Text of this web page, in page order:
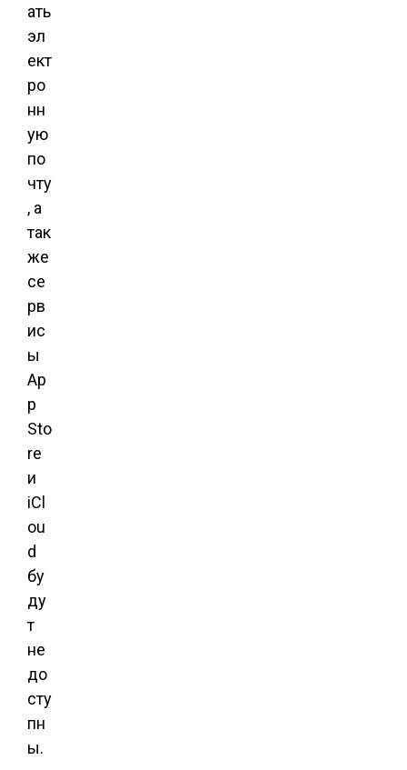
ать
эл
ект
ро
нн
ую
по
чту
, а
так
же
се
рв
ис
ы
Ap
p
Sto
re
и
iCl
ou
d
бу
ду
т
не
до
сту
пн
ы.